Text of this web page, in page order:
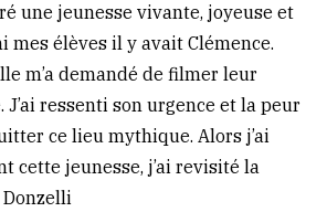
une jeunesse vivante, joyeuse et
mes élèves il y avait Clémence.
m’a demandé de filmer leur
ressenti son urgence et la peur
ce lieu mythique. Alors j’ai
cette jeunesse, j’ai revisité la
Donzelli